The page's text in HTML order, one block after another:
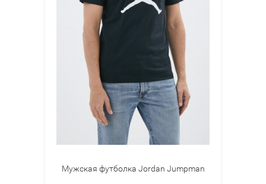
Мужская футболка Jordan Jumpman